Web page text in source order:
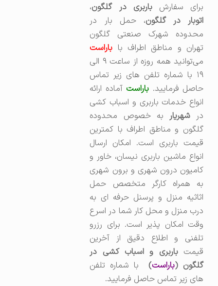
برای سفارشباربری در گلگون،‌
اتوبار در گلگون، حمل بار در
محدوده شهرک صنعتی گلگون
تهران و مناطق اطراف با باراست
می‌توانید همه روزه از ساعت ۹ الی
۱۹ با شماره تلفن های زیر تماس
حاصل فرمایید.باراستآماده ارائه
انواع خدمات باربری و اسباب کشی
شهریاربه خصوص محدوده
گلگون و مناطق اطراف با کمترین
قیمت باربری است. امکان ارسال
انواع ماشین باربری نیسان، خاور و
کامیون درون شهری و برون شهری
به همراه کارگر متخصص حمل
اثاثیه منزل و پرسنل حرفه ای به
درب منزل و محل کار شما در اسرع
وقت امکان پذیر است. برای رزرو
تلفنی و اطلاع دقیق از آخرین
قیمتباربری و اسباب کشی در
گلگون (باراست)با شماره تلفن
های زیر تماس حاصل فرمایید.